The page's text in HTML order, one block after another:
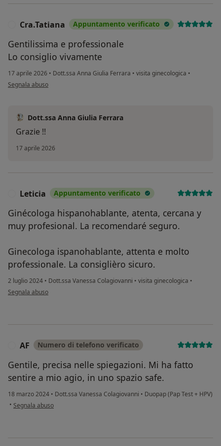
Cra.Tatiana Appuntamento verificato
Gentilissima e professionale
Lo consiglio vivamente
17 aprile 2026 • Dott.ssa Anna Giulia Ferrara • visita ginecologica •
secondo l'opinione dell'utente Cra.Tatiana
Segnala abuso
Dott.ssa Anna Giulia Ferrara
Grazie !!
17 aprile 2026
Leticia Appuntamento verificato
Ginécologa hispanohablante, atenta, cercana y
muy profesional. La recomendaré seguro.
Ginecologa ispanohablante, attenta e molto
professionale. La consiglièro sicuro.
2 luglio 2024 • Dott.ssa Vanessa Colagiovanni • visita ginecologica •
secondo l'opinione dell'utente Leticia
Segnala abuso
AF Numero di telefono verificato
Gentile, precisa nelle spiegazioni. Mi ha fatto
sentire a mio agio, in uno spazio safe.
18 marzo 2024 • Dott.ssa Vanessa Colagiovanni • Duopap (Pap Test + HPV)
• secondo l'opinione dell'utente AF
Segnala abuso